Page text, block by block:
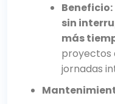
Beneficio:
sin
más
proyectos
jornadas